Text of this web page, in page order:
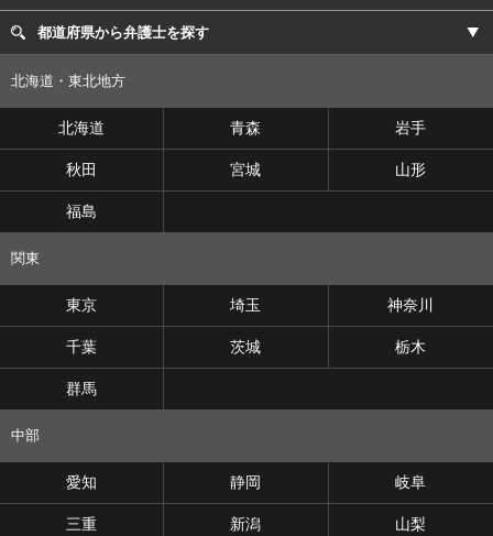
都道府県から弁護士を探す
北海道・東北地方
北海道 青森 岩手
秋田 宮城 山形
福島
関東
東京 埼玉 神奈川
千葉 茨城 栃木
群馬
中部
愛知 静岡 岐阜
三重 新潟 山梨